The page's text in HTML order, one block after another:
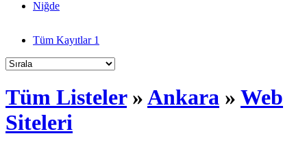
Niğde
Tüm Kayıtlar 1
Tüm Listeler»Ankara » Web
Siteleri